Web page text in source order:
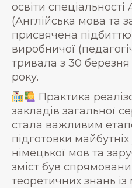
освіти
(Англійська мова та
присвячена підбиттю
виробничої
тривала з 30
року.
Практика
закладів загальної
стала важливим
підготовки майбутніх
німецької мов та
зміст був
теоретичних знань